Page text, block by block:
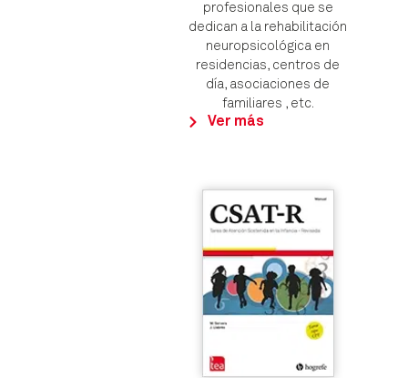
profesionales que se
dedican a la rehabilitación
neuropsicológica en
residencias, centros de
día, asociaciones de
familiares , etc.
Ver más